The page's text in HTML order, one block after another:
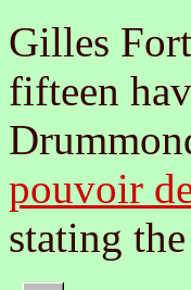
Gilles
fifteen
pouvoir
stating